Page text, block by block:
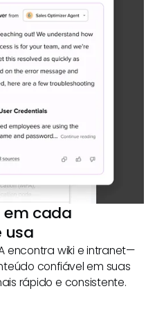
em cada
usa
encontra wiki e intranet—
confiável em suas
rápido e consistente.